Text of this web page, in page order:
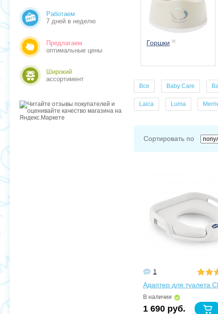
Работаем
7 дней в неделю
Предлагаем
оптимальные цены
Широкий
ассортимент
Горшки 70
Все Baby Care
Laica Luma
Сортировать по
1
Адаптер для туалета
В наличии
1 690 руб.